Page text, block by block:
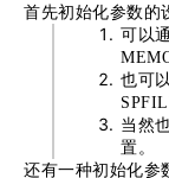
首先初始化参数的
可以
也可
当然
置。
还有一种初始化参